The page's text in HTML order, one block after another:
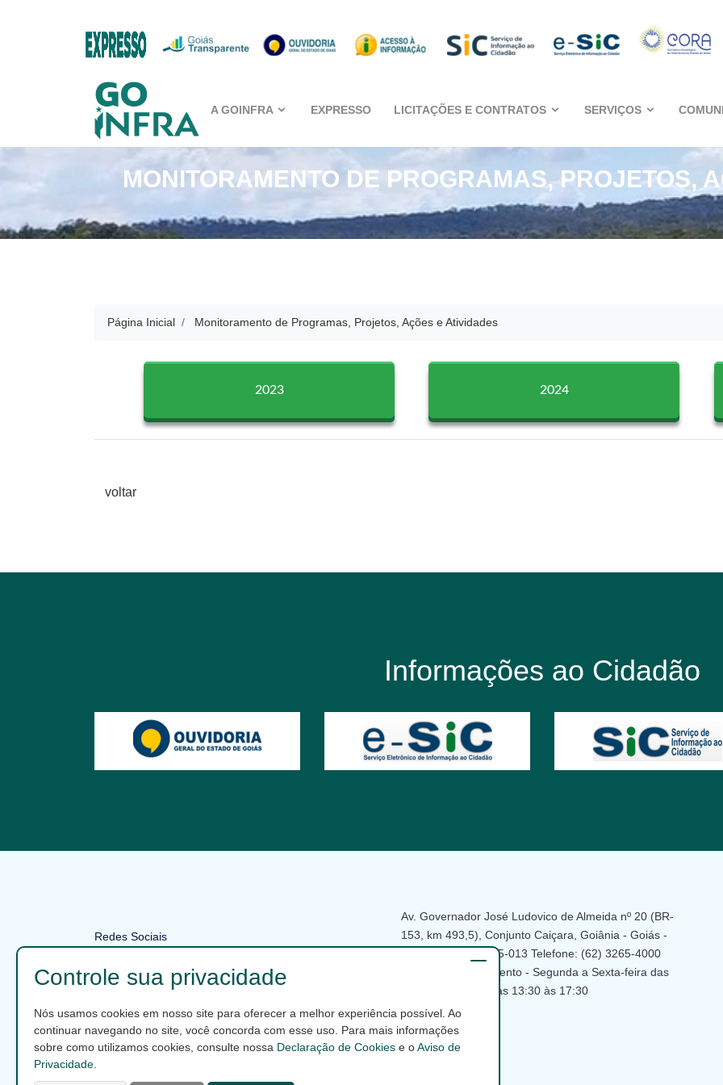
A GOINFRA EXPRESSO LICITAÇÕES E CONTRATOS SERVIÇOS
MONITORAMENTO DE PROGRAMAS, PROJETOS,
Página Inicial Monitoramento de Programas, Projetos, Ações e Atividades
2023 2024
voltar
Informações ao Cidadão
Redes Sociais
FALE CONOSCO
Av. Governador José Ludovico de Almeida nº 20 (BR-
153, km 493,5), Conjunto Caiçara, Goiânia - Goiás -
Brasil - CEP: 74.775-013 Telefone: (62) 3265-4000
Horário de atendimento - Segunda a Sexta-feira das
07:30 às 11:30 e das 13:30 às 17:30
Controle sua privacidade
Nós usamos cookies em nosso site para oferecer a melhor experiência possível. Ao
continuar navegando no site, você concorda com esse uso. Para mais informações
sobre como utilizamos cookies, consulte nossa Declaração de Cookies e oAviso de
Privacidade